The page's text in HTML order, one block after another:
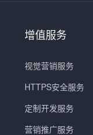
增值服务
视觉营销服务
HTTPS安全服务
定制开发服务
营销推广服务